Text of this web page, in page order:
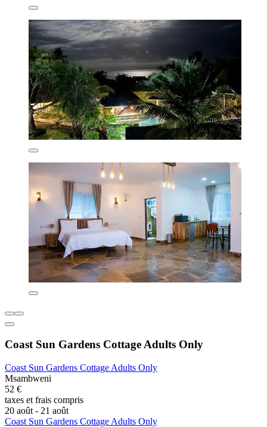
Coast Sun Gardens Cottage Adults Only
Coast Sun Gardens Cottage Adults Only
Msambweni
52 €
taxes et frais compris
20 août - 21 août
Coast Sun Gardens Cottage Adults Only